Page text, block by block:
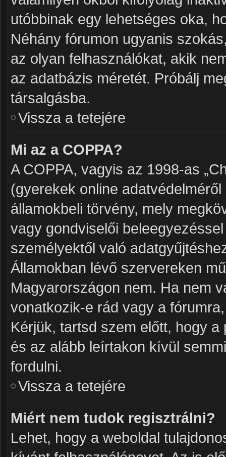
utóbbinak egy lehetséges oka,
Néhány fórumon ugyanis
az olyan felhasználókat, akik
az adatbázis méretét. Próbálj
társalgásba.
Vissza a tetejére
Mi az a COPPA?
A COPPA, vagyis az 1998-as
(gyerekek online
államokbeli törvény, mely
vagy gondviselői
személyektől való
Államokban lévő szervereken
Magyarországon nem. Ha nem
vonatkozik-e rád vagy a
Kérjük, tartsd szem előtt, hogy
és az alább leírtakon kívül
fordulni.
Vissza a tetejére
Miért nem tudok regisztrálni?
Lehet, hogy a weboldal